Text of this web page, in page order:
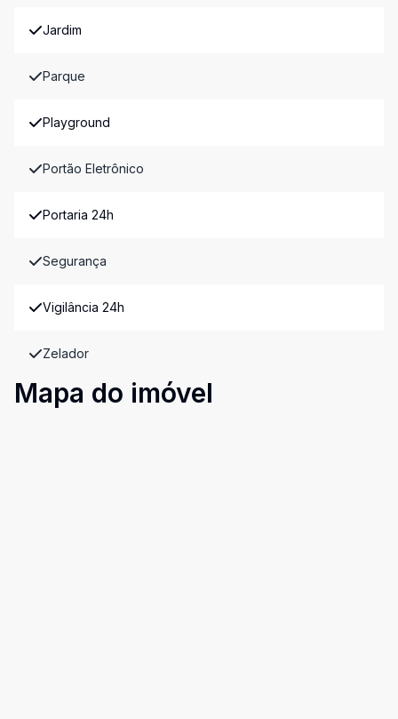
Jardim
Parque
Playground
Portão Eletrônico
Portaria 24h
Segurança
Vigilância 24h
Zelador
Mapa do imóvel